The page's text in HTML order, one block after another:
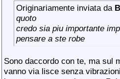
Originariamente inviata da
quoto
credo sia piu importante
pensare a ste robe
Sono daccordo con te, ma sul
vanno via lisce senza